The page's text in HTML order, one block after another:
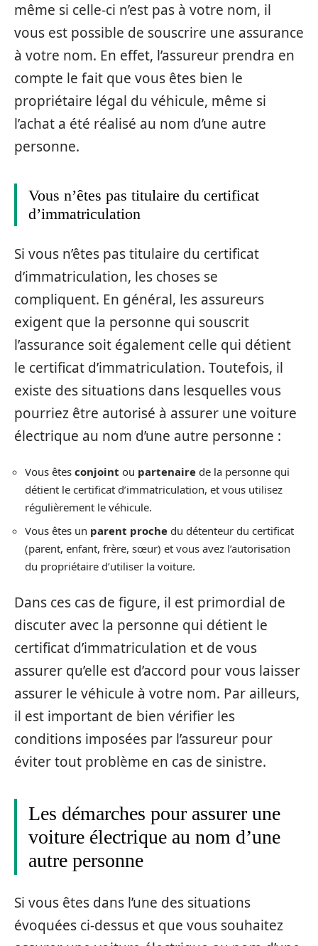
même si celle-ci n’est pas à votre nom, il
vous est possible de souscrire une assurance
à votre nom. En effet, l’assureur prendra en
compte le fait que vous êtes bien le
propriétaire légal du véhicule, même si
l’achat a été réalisé au nom d’une autre
personne.
Vous n’êtes pas titulaire du certificat
d’immatriculation
Si vous n’êtes pas titulaire du certificat
d’immatriculation, les choses se
compliquent. En général, les assureurs
exigent que la personne qui souscrit
l’assurance soit également celle qui détient
le certificat d’immatriculation. Toutefois, il
existe des situations dans lesquelles vous
pourriez être autorisé à assurer une voiture
électrique au nom d’une autre personne :
Vous êtes conjoint ou partenaire de la personne qui
détient le certificat d’immatriculation, et vous utilisez
régulièrement le véhicule.
Vous êtes un parent proche du détenteur du certificat
(parent, enfant, frère, sœur) et vous avez l’autorisation
du propriétaire d’utiliser la voiture.
Dans ces cas de figure, il est primordial de
discuter avec la personne qui détient le
certificat d’immatriculation et de vous
assurer qu’elle est d’accord pour vous laisser
assurer le véhicule à votre nom. Par ailleurs,
il est important de bien vérifier les
conditions imposées par l’assureur pour
éviter tout problème en cas de sinistre.
Les démarches pour assurer une
voiture électrique au nom d’une
autre personne
Si vous êtes dans l’une des situations
évoquées ci-dessus et que vous souhaitez